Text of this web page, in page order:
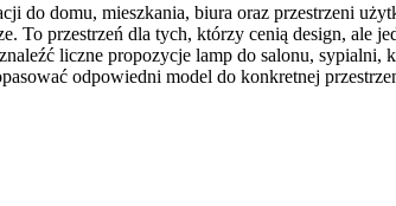
do domu, mieszkania, biura oraz przestrzeni
przestrzeń dla tych, którzy cenią design, ale
liczne propozycje lamp do salonu, sypialni,
odpowiedni model do konkretnej